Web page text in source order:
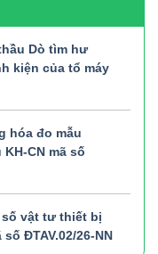
Dò tìm hư
kiện của tổ máy
hóa đo mẫu
CN mã số
số vật tư thiết bị
ĐTAV.02/26-NN